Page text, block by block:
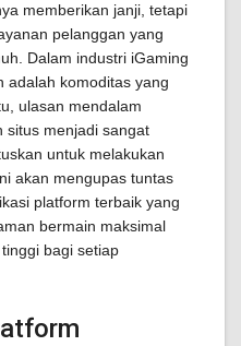
memberikan janji, tetapi
pelanggan yang
Dalam industri iGaming
adalah komoditas yang
ulasan mendalam
situs menjadi sangat
untuk melakukan
akan mengupas tuntas
platform terbaik yang
bermain maksimal
bagi setiap